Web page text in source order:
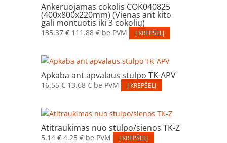
Ankeruojamas cokolis COK040825
(400x800x220mm) (Vienas ant kito
gali montuotis iki 3 cokolių)
135.37 € 111.88 €be PVM Į KREPŠELĮ
Apkaba ant apvalaus stulpo TK-APV
16.55 € 13.68 €be PVM Į KREPŠELĮ
Atitraukimas nuo stulpo/sienos TK-Z
5.14 € 4.25 €be PVM Į KREPŠELĮ